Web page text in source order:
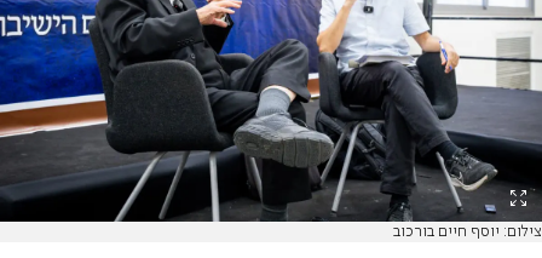
צילום: יוסף חיים בורכוב